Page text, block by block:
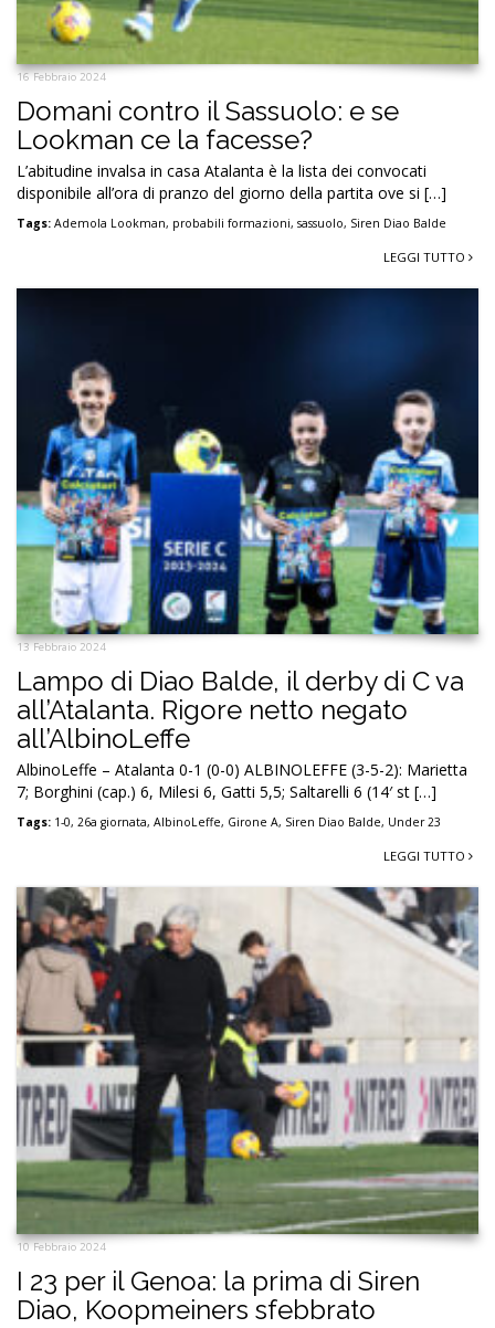
16 Febbraio 2024
Domani contro il Sassuolo: e se
Lookman ce la facesse?
L’abitudine invalsa in casa Atalanta è la lista dei convocati
disponibile all’ora di pranzo del giorno della partita ove si […]
Tags: Ademola Lookman, probabili formazioni, sassuolo, Siren Diao Balde
LEGGI TUTTO
13 Febbraio 2024
Lampo di Diao Balde, il derby di C va
all’Atalanta. Rigore netto negato
all’AlbinoLeffe
AlbinoLeffe – Atalanta 0-1 (0-0) ALBINOLEFFE (3-5-2): Marietta
7; Borghini (cap.) 6, Milesi 6, Gatti 5,5; Saltarelli 6 (14′ st […]
Tags: 1-0, 26a giornata, AlbinoLeffe, Girone A, Siren Diao Balde, Under 23
LEGGI TUTTO
10 Febbraio 2024
I 23 per il Genoa: la prima di Siren
Diao, Koopmeiners sfebbrato